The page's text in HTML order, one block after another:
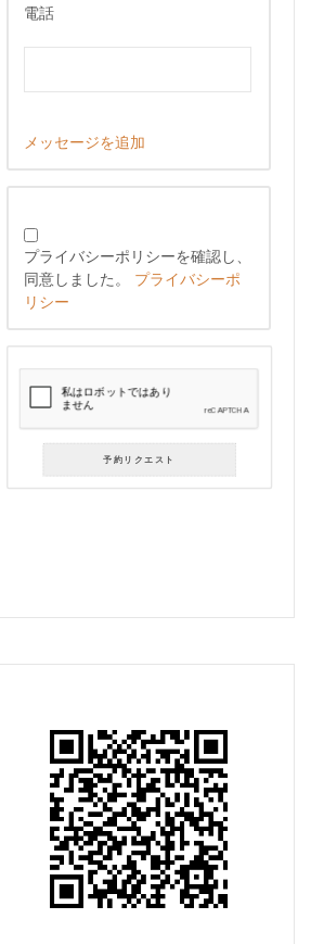
電話
メッセージを追加
プライバシーポリシーを確認し、
同意しました。 プライバシーポ
リシー
予約リクエスト